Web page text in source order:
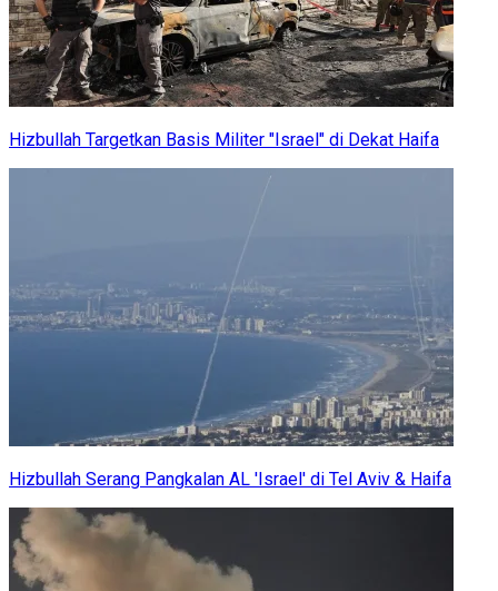
Hizbullah Targetkan Basis Militer "Israel" di Dekat Haifa
Hizbullah Serang Pangkalan AL 'Israel' di Tel Aviv & Haifa